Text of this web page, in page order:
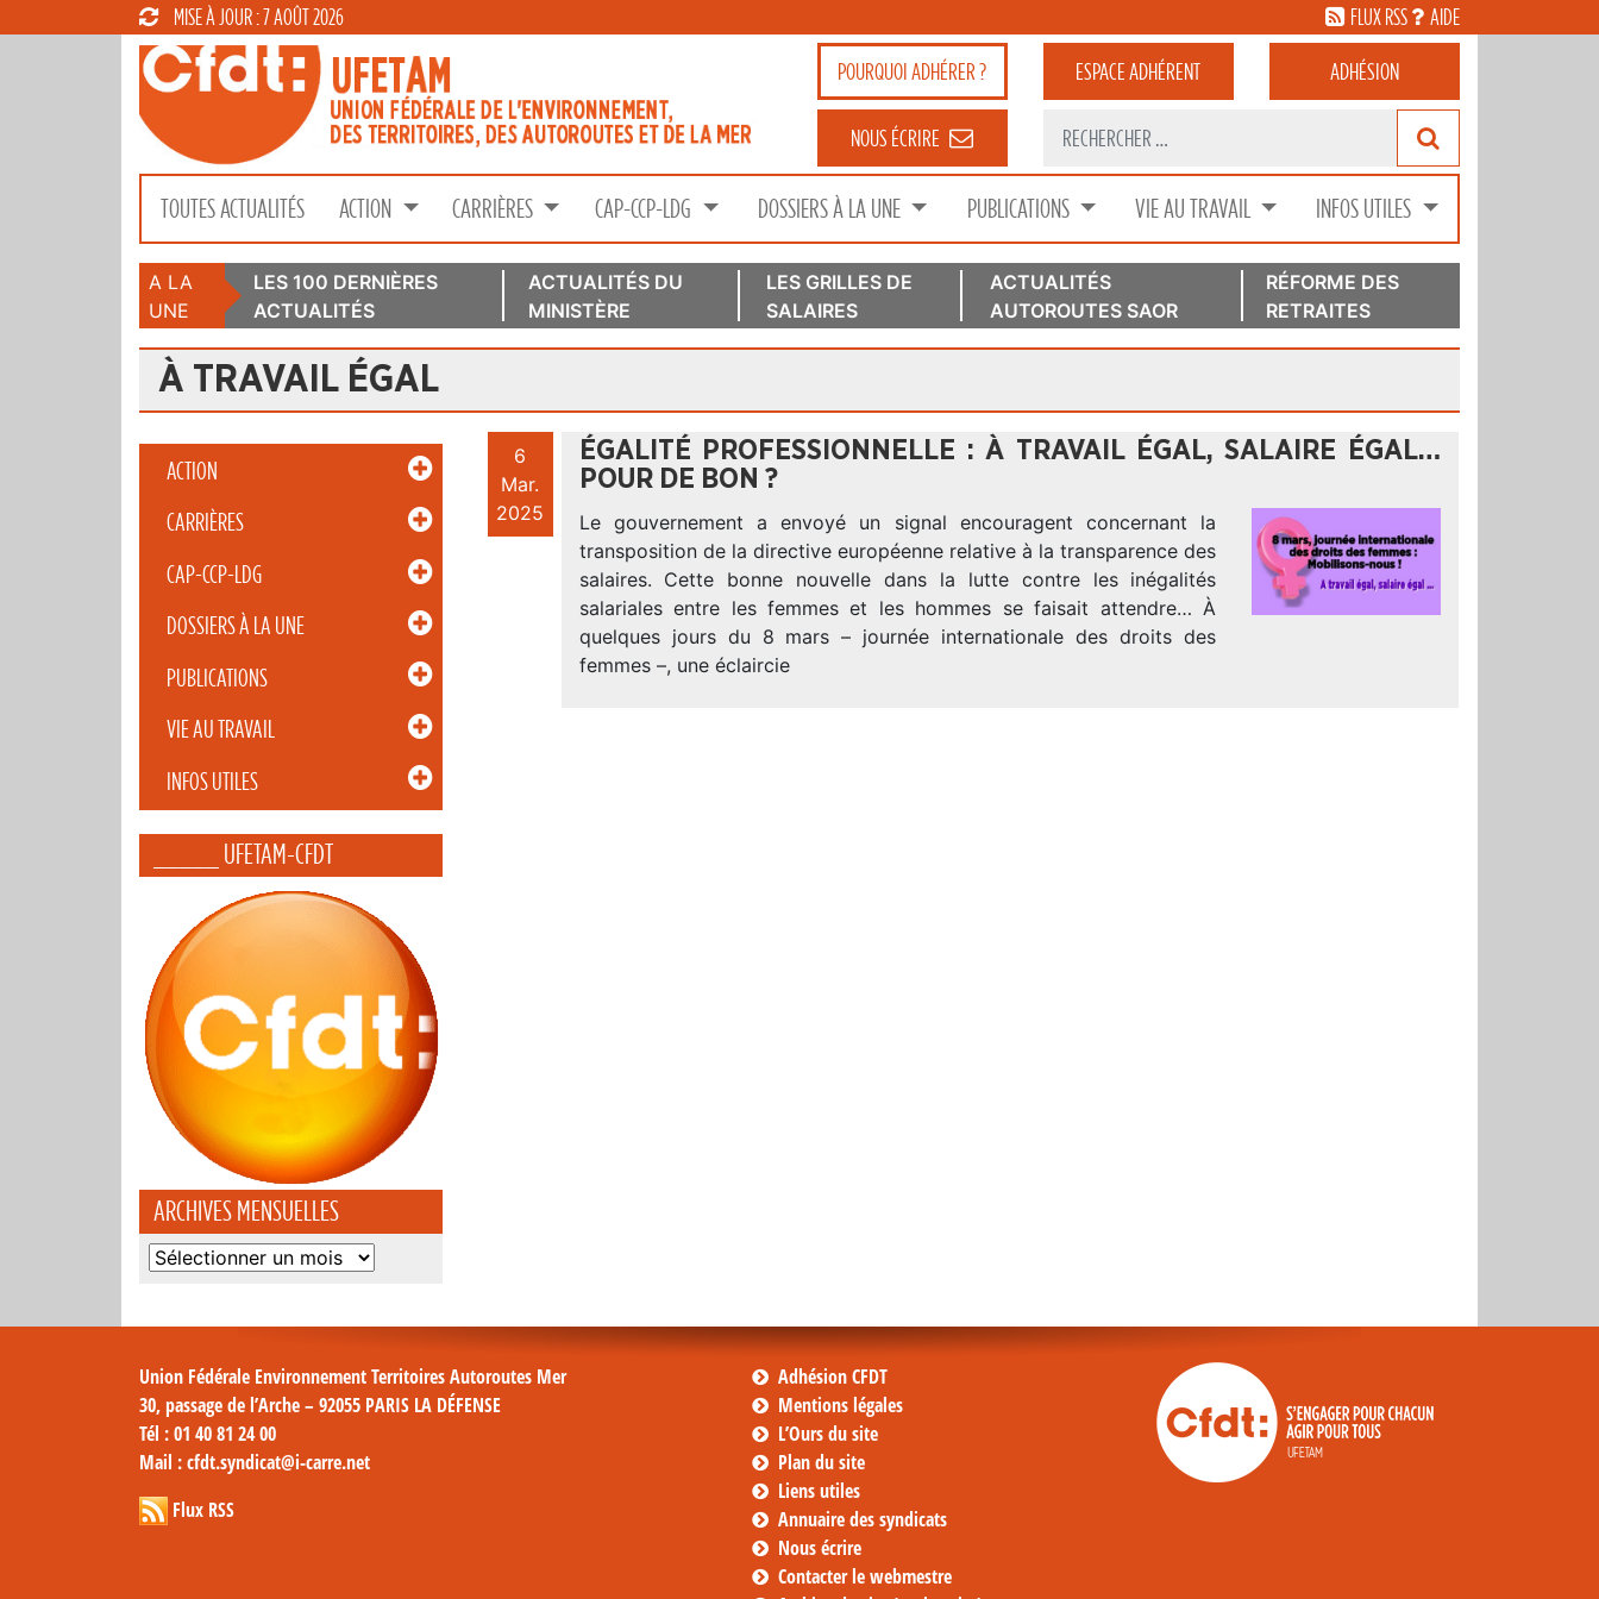
MISE À JOUR : 7 AOÛT 2026 FLUX RSS AIDE
POURQUOIADHÉRER ? ESPACEADHÉRENT ADHÉSION
NOUS ÉCRIRE
TOUTES ACTUALITÉS ACTION CARRIÈRES CAP-CCP-LDG DOSSIERS À LA UNE PUBLICATIONS VIE AU TRAVAIL INFOS UTILES
A LA
UNE
LES 100 DERNIÈRES
ACTUALITÉS
ACTUALITÉS DU
MINISTÈRE
LES GRILLES DE
SALAIRES
ACTUALITÉS
AUTOROUTES SAOR
RÉFORME DES
RETRAITES
À TRAVAIL ÉGAL
ACTION
CARRIÈRES
CAP-CCP-LDG
DOSSIERS À LA UNE
PUBLICATIONS
VIE AU TRAVAIL
INFOS UTILES
_____ UFETAM-CFDT
ARCHIVES MENSUELLES
Archives
6
Mar.
2025
ÉGALITÉ PROFESSIONNELLE : À TRAVAIL ÉGAL, SALAIRE ÉGAL…
POUR DE BON ?
Le gouvernement a envoyé un signal encouragent concernant la
transposition de la directive européenne relative à la transparence des
salaires. Cette bonne nouvelle dans la lutte contre les inégalités
salariales entre les femmes et les hommes se faisait attendre… À
quelques jours du 8 mars – journée internationale des droits des
femmes –, une éclaircie
Union Fédérale Environnement Territoires Autoroutes Mer
30, passage de l’Arche – 92055 PARIS LA DÉFENSE
Tél : 01 40 81 24 00
Mail : cfdt.syndicat@i-carre.net
Flux RSS
Adhésion CFDT
Mentions légales
L’Ours du site
Plan du site
Liens utiles
Annuaire des syndicats
Nous écrire
Contacter le webmestre